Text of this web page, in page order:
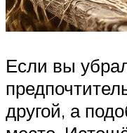
Если вы
другой, а